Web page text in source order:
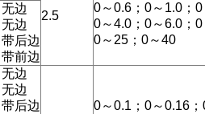
2.5
0～0.6；0～1.0；0
0～4.0；0～6.0；0
0～25；0～40
边
边
后边
前边
边
边
后边
0～0.1；0～0.16；